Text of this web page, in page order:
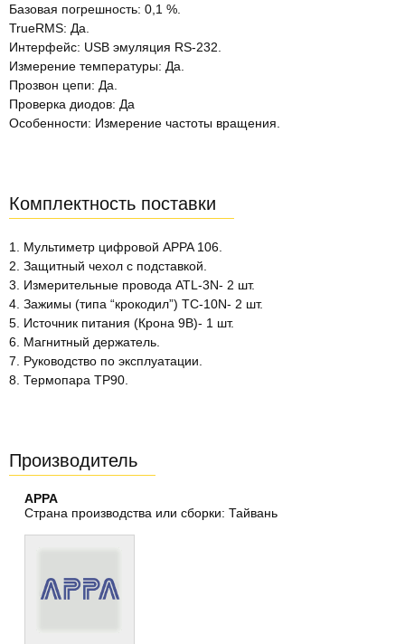
Базовая погрешность: 0,1 %.
TrueRMS: Да.
Интерфейс: USB эмуляция RS-232.
Измерение температуры: Да.
Прозвон цепи: Да.
Проверка диодов: Да
Особенности: Измерение частоты вращения.
Комплектность поставки
1. Мультиметр цифровой APPA 106.
2. Защитный чехол с подставкой.
3. Измерительные провода ATL-3N- 2 шт.
4. Зажимы (типа “крокодил”) ТС-10N- 2 шт.
5. Источник питания (Крона 9В)- 1 шт.
6. Магнитный держатель.
7. Руководство по эксплуатации.
8. Термопара ТР90.
Производитель
APPA
Страна производства или сборки: Тайвань